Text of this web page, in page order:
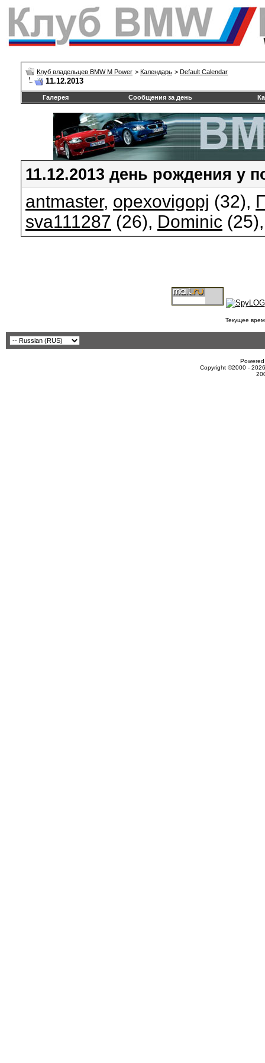
Клуб владельцев BMW M Power > Календарь > Default Calendar
11.12.2013
Галерея Сообщения за день
11.12.2013 день рождения у
antmaster, opexovigopj (32),
sva111287 (26), Dominic
Текущее
Copyright ©2000 -